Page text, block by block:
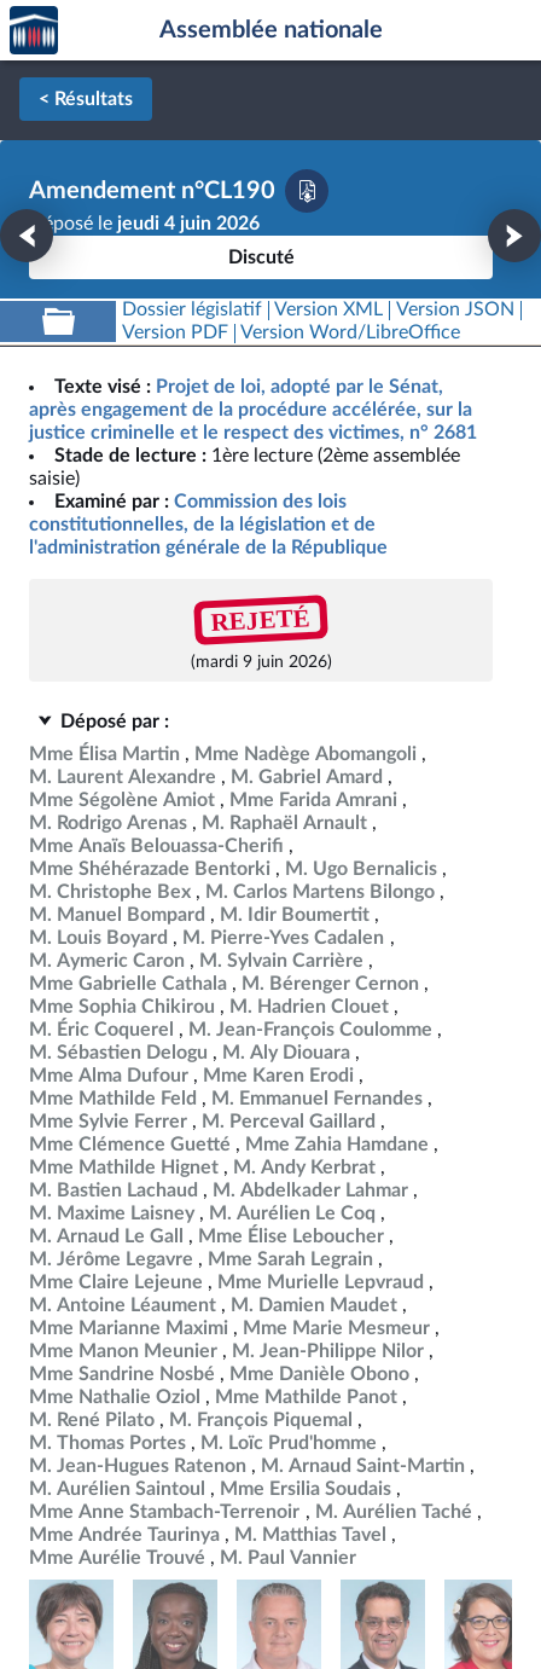
Aller au contenu
Aller en bas de la page
Accèder
à la
page
d'accueil
Assemblée nationale
< Résultats
Amendement n°CL190
Déposé le jeudi 4 juin 2026
Discuté
Dossier législatif Version XML
Version JSON
Version PDF
Version Word/LibreOffice
Texte visé : Projet de loi, adopté par le Sénat,
après engagement de la procédure accélérée, sur la
justice criminelle et le respect des victimes, n° 2681
Stade de lecture : 1ère lecture (2ème assemblée
saisie)
Examiné par : Commission des lois
constitutionnelles, de la législation et de
l'administration générale de la République
REJETÉ
(mardi 9 juin 2026)
Déposé par :
Mme Élisa Martin
Mme Nadège Abomangoli
M. Laurent Alexandre
M. Gabriel Amard
Mme Ségolène Amiot
Mme Farida Amrani
M. Rodrigo Arenas
M. Raphaël Arnault
Mme Anaïs Belouassa-Cherifi
Mme Shéhérazade Bentorki
M. Ugo Bernalicis
M. Christophe Bex
M. Carlos Martens Bilongo
M. Manuel Bompard
M. Idir Boumertit
M. Louis Boyard
M. Pierre-Yves Cadalen
M. Aymeric Caron
M. Sylvain Carrière
Mme Gabrielle Cathala
M. Bérenger Cernon
Mme Sophia Chikirou
M. Hadrien Clouet
M. Éric Coquerel
M. Jean-François Coulomme
M. Sébastien Delogu
M. Aly Diouara
Mme Alma Dufour
Mme Karen Erodi
Mme Mathilde Feld
M. Emmanuel Fernandes
Mme Sylvie Ferrer
M. Perceval Gaillard
Mme Clémence Guetté
Mme Zahia Hamdane
Mme Mathilde Hignet
M. Andy Kerbrat
M. Bastien Lachaud
M. Abdelkader Lahmar
M. Maxime Laisney
M. Aurélien Le Coq
M. Arnaud Le Gall
Mme Élise Leboucher
M. Jérôme Legavre
Mme Sarah Legrain
Mme Claire Lejeune
Mme Murielle Lepvraud
M. Antoine Léaument
M. Damien Maudet
Mme Marianne Maximi
Mme Marie Mesmeur
Mme Manon Meunier
M. Jean-Philippe Nilor
Mme Sandrine Nosbé
Mme Danièle Obono
Mme Nathalie Oziol
Mme Mathilde Panot
M. René Pilato
M. François Piquemal
M. Thomas Portes
M. Loïc Prud'homme
M. Jean-Hugues Ratenon
M. Arnaud Saint-Martin
M. Aurélien Saintoul
Mme Ersilia Soudais
Mme Anne Stambach-Terrenoir
M. Aurélien Taché
Mme Andrée Taurinya
M. Matthias Tavel
Mme Aurélie Trouvé
M. Paul Vannier